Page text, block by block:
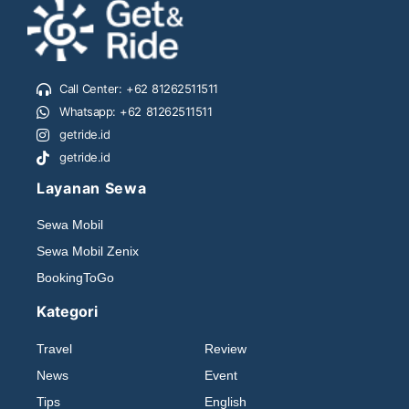
Call Center: +62 81262511511
Whatsapp: +62 81262511511
getride.id
getride.id
Layanan Sewa
Sewa Mobil
Sewa Mobil Zenix
BookingToGo
Kategori
Travel
News
Tips
Review
Event
English